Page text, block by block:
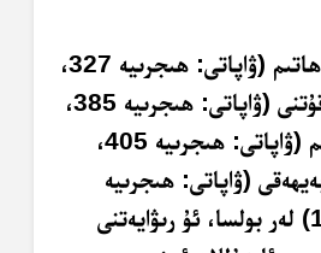
5- ئىبنى ئەبى ھاتىم (ۋاپاتى: ھىجرىيە 327،
مىلادىيە 938)، دارەقۇتنى (ۋاپاتى: ھىجرىيە 385،
مىلادىيە 995)، ھاكىم (ۋاپاتى: ھىجرىيە 405،
1014) ۋە بەيھەقى (ۋاپاتى: ھىجرىيە
458، مىلادىيە 1066) لەر بولسا، ئۇ رىۋايەتنى